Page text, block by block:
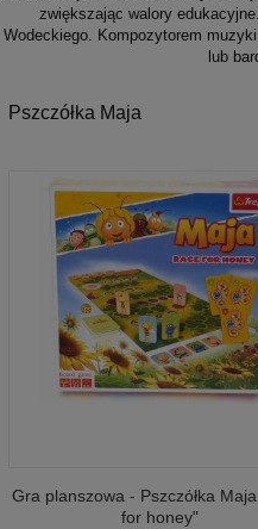
zwiększając walory
Wodeckiego. Kompozytorem
lub
Pszczółka Maja
Gra planszowa - Pszczółka
for honey"